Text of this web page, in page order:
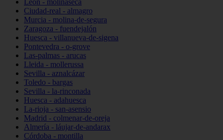
León - molinaseca
Ciudad-real - almagro
Murcia - molina-de-segura
Zaragoza - fuendejalón
Huesca - villanueva-de-sigena
Pontevedra - o-grove
Las-palmas - arucas
Lleida - mollerussa
Sevilla - aznalcázar
Toledo - bargas
Sevilla - la-rinconada
Huesca - adahuesca
La-rioja - san-asensio
Madrid - colmenar-de-oreja
Almería - láujar-de-andarax
Córdoba - montilla